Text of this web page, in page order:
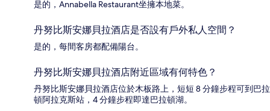
是的，Annabella Restaurant坐擁本地菜。
丹努比斯安娜貝拉酒店是否設有戶外私人空間？
是的，每間客房都配備陽台。
丹努比斯安娜貝拉酒店附近區域有何特色？
丹努比斯安娜貝拉酒店位於木板路上，短短 8 分鐘步程可到巴拉
頓阿拉克斯站，4 分鐘步程即達巴拉頓湖。